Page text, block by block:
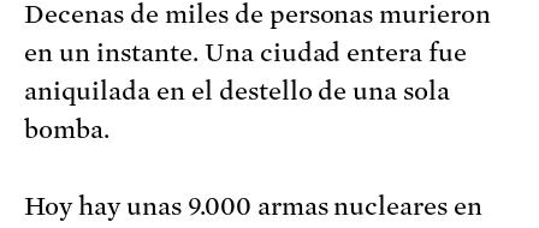
Decenas de miles de personas murieron
en un instante. Una ciudad entera fue
aniquilada en el destello de una sola
bomba.
Hoy hay unas 9.000 armas nucleares en